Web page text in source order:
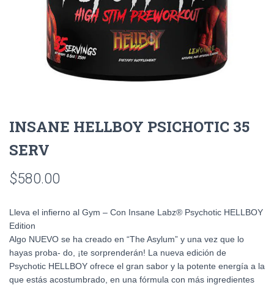
INSANE HELLBOY PSICHOTIC 35
SERV
$580.00
Lleva el infierno al Gym – Con Insane Labz® Psychotic HELLBOY
Edition
Algo NUEVO se ha creado en “The Asylum” y una vez que lo
hayas proba- do, ¡te sorprenderán! La nueva edición de
Psychotic HELLBOY ofrece el gran sabor y la potente energía a la
que estás acostumbrado, en una fórmula con más ingredientes